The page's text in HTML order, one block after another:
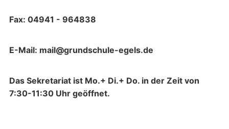
Fax: 04941 - 964838
E-Mail: mail@grundschule-egels.de
Das Sekretariat ist Mo.+ Di.+ Do. in der Zeit von
7:30-11:30 Uhr geöffnet.